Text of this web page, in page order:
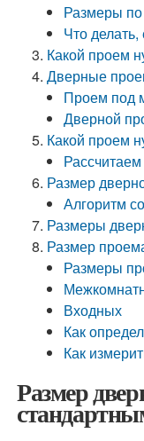
Размеры
Что
Какой проем
Дверные
Проем под
Дверной
Какой проем
Размер
Алгоритм
Размеры
Размер
Размеры
Входных
Как
Как
Размер